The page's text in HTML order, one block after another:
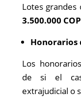
Lotes
3.500.000
Honorarios
Los
de si el
extrajudicial o